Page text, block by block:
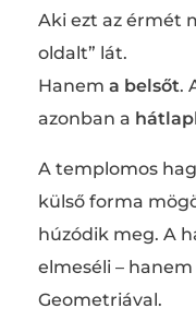
Aki ezt az érmét
oldalt” lát.
Hanem a belsőt.
azonban a
A templomos
külső forma
húzódik meg. A
elmeséli – hanem
Geometriával.